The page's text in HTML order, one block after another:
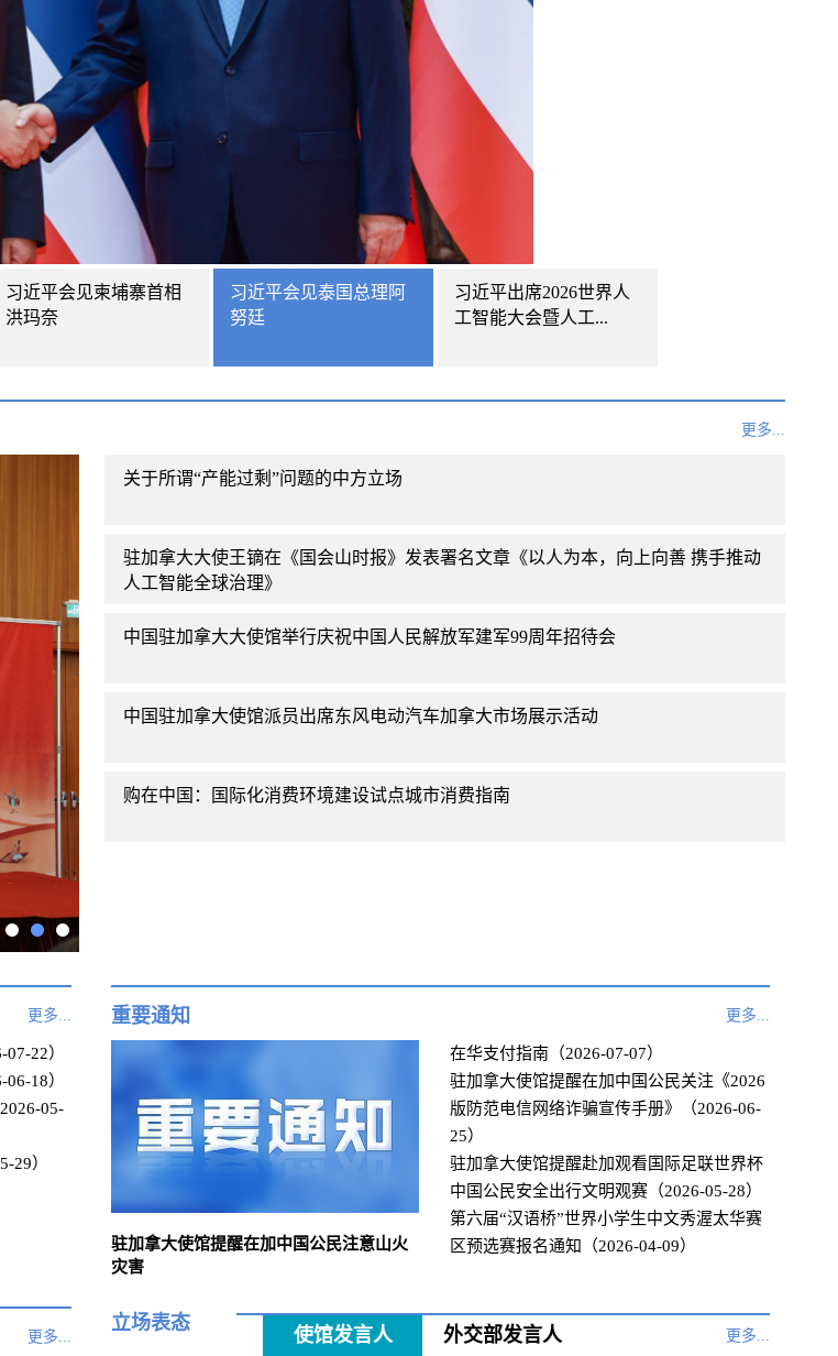
习近平会见柬埔寨首相
洪玛奈
习近平会见泰国总理阿
努廷
习近平出席2026世界人
工智能大会暨人工...
更多...
关于所谓“产能过剩”问题的中方立场
驻加拿大大使王镝在《国会山时报》发表署名文章《以人为本，向上向善 携手推动
人工智能全球治理》
中国驻加拿大大使馆举行庆祝中国人民解放军建军99周年招待会
中国驻加拿大使馆派员出席东风电动汽车加拿大市场展示活动
购在中国：国际化消费环境建设试点城市消费指南
更多...
22）
18）
05-
29）
重要通知 更多...
驻加拿大使馆提醒在加中国公民注意山火
灾害
在华支付指南（2026-07-07）
驻加拿大使馆提醒在加中国公民关注《2026
版防范电信网络诈骗宣传手册》（2026-06-
25）
驻加拿大使馆提醒赴加观看国际足联世界杯
中国公民安全出行文明观赛（2026-05-28）
第六届“汉语桥”世界小学生中文秀渥太华赛
区预选赛报名通知（2026-04-09）
更多...
立场表态
使馆发言人 外交部发言人 更多...